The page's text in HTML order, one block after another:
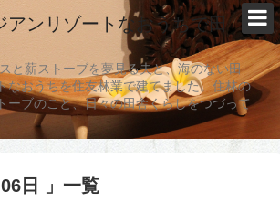
アンリゾートなおうちで田
と薪ストーブを夢見る夫と、海のない田
なおうちを住友林業で建てました。住林の
ーブのこと、日々の田舎くらしをつづって
06日 」一覧